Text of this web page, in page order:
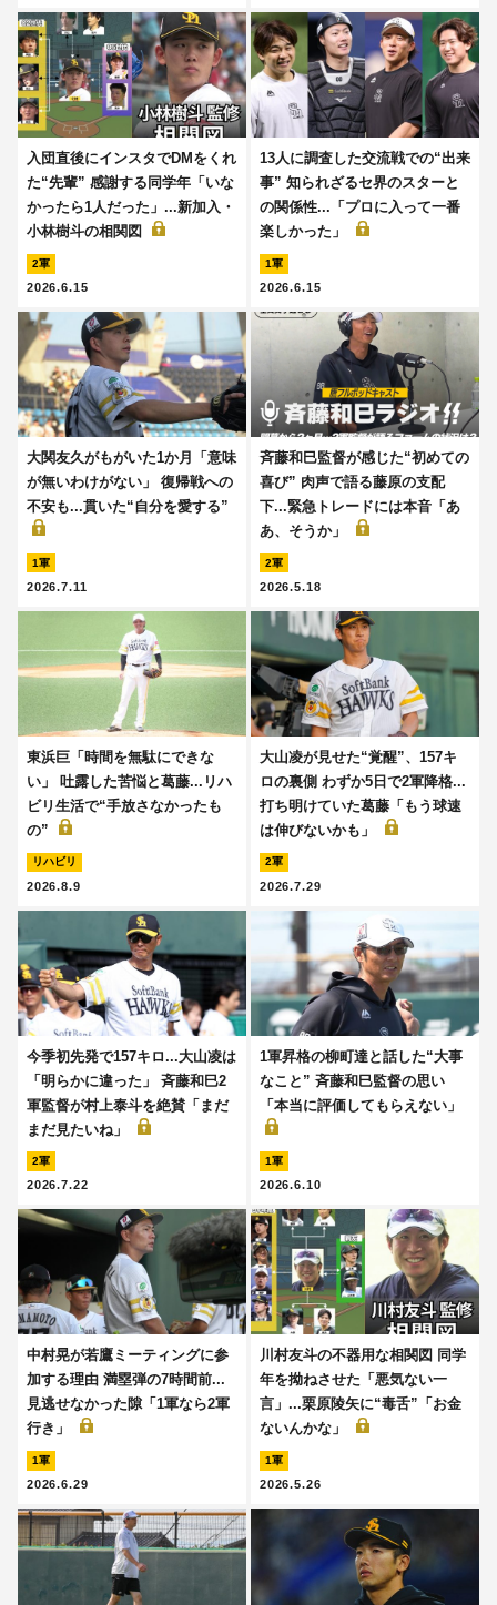
入団直後にインスタでDMをくれ
た“先輩” 感謝する同学年「いな
かったら1人だった」...新加入・
小林樹斗の相関図
2軍
2026.6.15
13人に調査した交流戦での“出来
事” 知られざるセ界のスターと
の関係性...「プロに入って一番
楽しかった」
1軍
2026.6.15
大関友久がもがいた1か月「意味
が無いわけがない」 復帰戦への
不安も...貫いた“自分を愛する”
1軍
2026.7.11
斉藤和巳監督が感じた“初めての
喜び” 肉声で語る藤原の支配
下...緊急トレードには本音「あ
あ、そうか」
2軍
2026.5.18
東浜巨「時間を無駄にできな
い」 吐露した苦悩と葛藤...リハ
ビリ生活で“手放さなかったも
の”
リハビリ
2026.8.9
大山凌が見せた“覚醒”、157キ
ロの裏側 わずか5日で2軍降格...
打ち明けていた葛藤「もう球速
は伸びないかも」
2軍
2026.7.29
今季初先発で157キロ...大山凌は
「明らかに違った」 斉藤和巳2
軍監督が村上泰斗を絶賛「まだ
まだ見たいね」
2軍
2026.7.22
1軍昇格の柳町達と話した“大事
なこと” 斉藤和巳監督の思い
「本当に評価してもらえない」
1軍
2026.6.10
中村晃が若鷹ミーティングに参
加する理由 満塁弾の7時間前...
見逃せなかった隙「1軍なら2軍
行き」
1軍
2026.6.29
川村友斗の不器用な相関図 同学
年を拗ねさせた「悪気ない一
言」...栗原陵矢に“毒舌”「お金
ないんかな」
1軍
2026.5.26